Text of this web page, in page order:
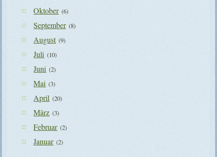
Oktober (6)
September (8)
August (9)
Juli (10)
Juni (2)
Mai (3)
April (20)
März (3)
Februar (2)
Januar (2)